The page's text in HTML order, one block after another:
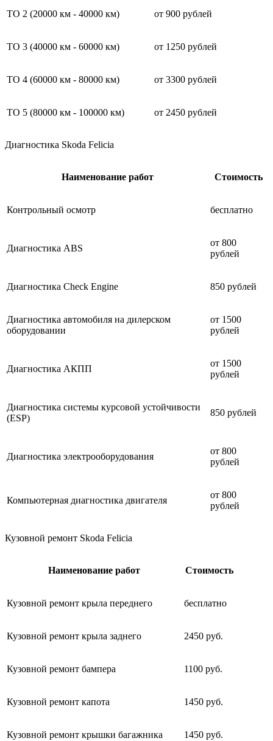
ТО 2 (20000 км - 40000 км) от 900 рублей
ТО 3 (40000 км - 60000 км) от 1250 рублей
ТО 4 (60000 км - 80000 км) от 3300 рублей
ТО 5 (80000 км - 100000 км) от 2450 рублей
Диагностика Skoda Felicia
Наименование работ Стоимость
Контрольный осмотр бесплатно
Диагностика ABS
от 800
рублей
Диагностика Check Engine 850 рублей
Диагностика автомобиля на дилерском
оборудовании
от 1500
рублей
Диагностика АКПП
от 1500
рублей
Диагностика системы курсовой устойчивости
(ESP)
850 рублей
Диагностика электрооборудования
от 800
рублей
Компьютерная диагностика двигателя
от 800
рублей
Кузовной ремонт Skoda Felicia
Наименование работ Стоимость
Кузовной ремонт крыла переднего бесплатно
Кузовной ремонт крыла заднего 2450 руб.
Кузовной ремонт бампера 1100 руб.
Кузовной ремонт капота 1450 руб.
Кузовной ремонт крышки багажника 1450 руб.